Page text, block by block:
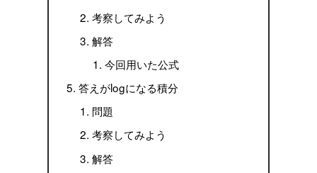
考察してみよう
解答
今回用いた公式
答えがlogになる積分
問題
考察してみよう
解答